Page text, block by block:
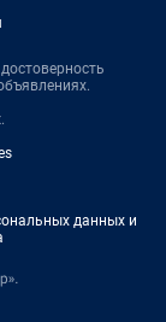
.
данных и